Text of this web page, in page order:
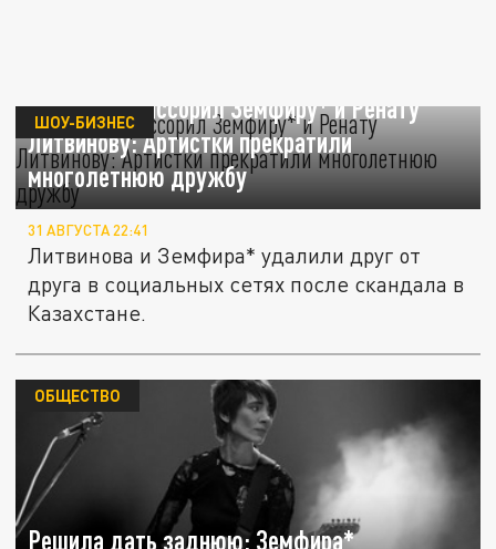
Казахстан рассорил Земфиру* и Ренату
Литвинову: Артистки прекратили
многолетнюю дружбу
ШОУ-БИЗНЕС
31 АВГУСТА 22:41
Литвинова и Земфира* удалили друг от
друга в социальных сетях после скандала в
Казахстане.
Решила дать заднюю: Земфира*
ОБЩЕСТВО